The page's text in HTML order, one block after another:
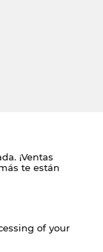
¡Ventas
te están
of your